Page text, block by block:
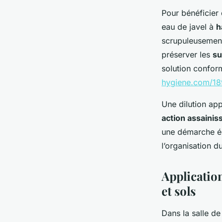
Pour bénéficier
eau de javel à
préserver les
solution
hygiene.com/
Une dilution
action
une démarche
l’organisation
et sols
Dans la salle